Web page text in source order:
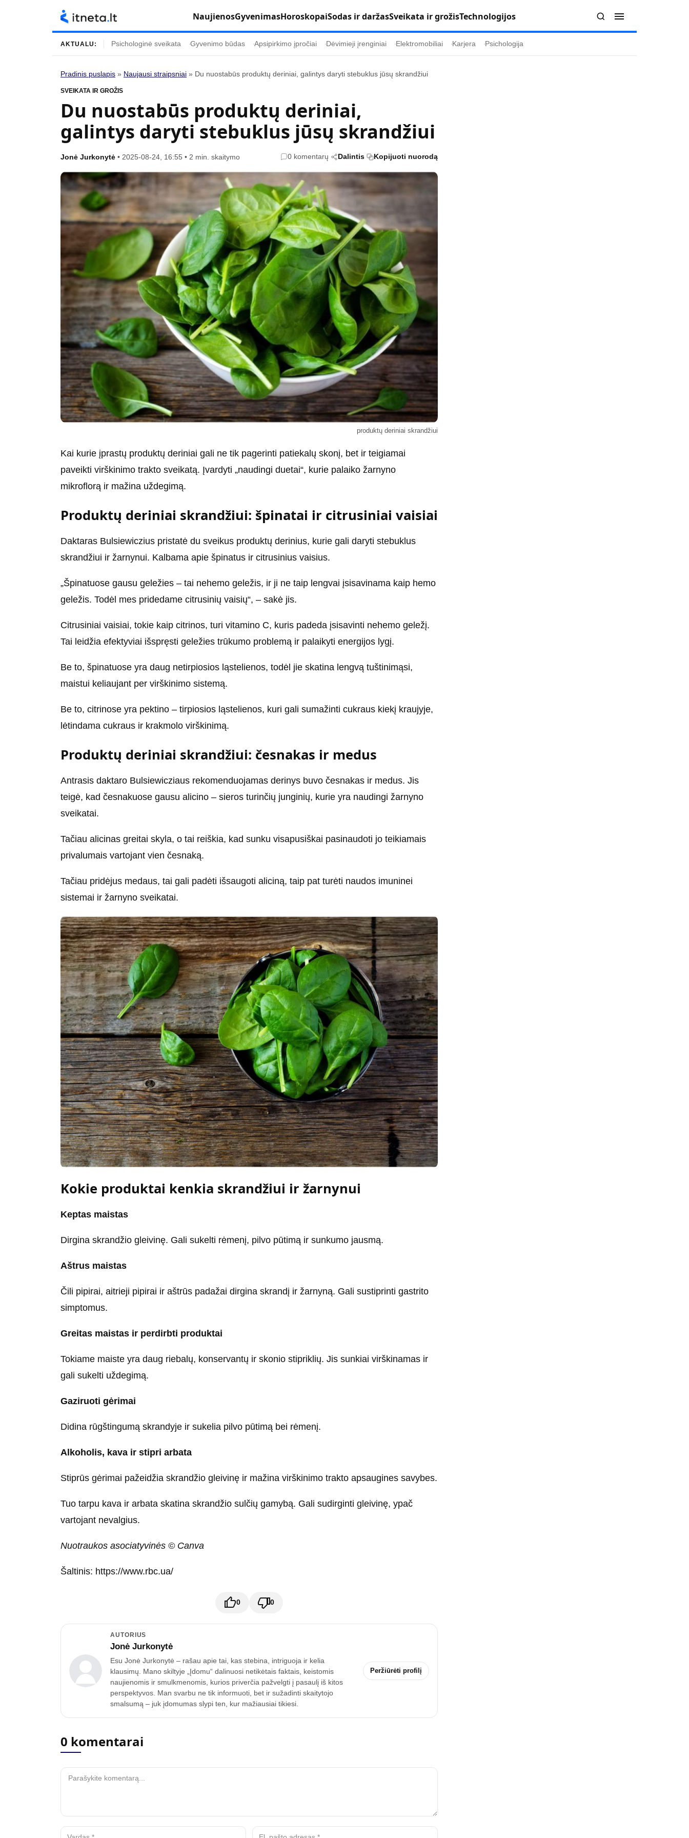
NaujienosGyvenimasHoroskopaiSodas ir daržasSveikata ir grožisTechnologijos
Turinys
Naujausi straipsniai
Gyvenimas
Įdomybės
Mada
Mokslas
Namai ir interjeras
Horoskopai
Kulinarija
Gyvenimo būdas
Vasaros mada
Tėvai ir vaikai
Kultūra
Sodas ir daržas
Sveikata ir grožis
Karjera
Psichologinė sveikata
Tvari mada
Klaidų taisymo politika
Privatumo politika
Reklamos politika
AKTUALU: Psichologinė sveikata Gyvenimo būdas Apsipirkimo įpročiai Dėvimieji įrenginiai Elektromobiliai Karjera Psichologija
Pradinis puslapis » Naujausi straipsniai » Du nuostabūs produktų deriniai, galintys daryti stebuklus jūsų skrandžiui
SVEIKATA IR GROŽIS
Du nuostabūs produktų deriniai,
galintys daryti stebuklus jūsų skrandžiui
Jonė Jurkonytė • 2025-08-24, 16:55 • 2 min. skaitymo 0 komentarų Dalintis Kopijuoti nuorodą
produktų deriniai skrandžiui
Kai kurie įprastų produktų deriniai gali ne tik pagerinti patiekalų skonį, bet ir teigiamai
paveikti virškinimo trakto sveikatą. Įvardyti „naudingi duetai“, kurie palaiko žarnyno
mikroflorą ir mažina uždegimą.
Produktų deriniai skrandžiui: špinatai ir citrusiniai vaisiai
Daktaras Bulsiewiczius pristatė du sveikus produktų derinius, kurie gali daryti stebuklus
skrandžiui ir žarnynui. Kalbama apie špinatus ir citrusinius vaisius.
„Špinatuose gausu geležies – tai nehemo geležis, ir ji ne taip lengvai įsisavinama kaip hemo
geležis. Todėl mes pridedame citrusinių vaisių“, – sakė jis.
Citrusiniai vaisiai, tokie kaip citrinos, turi vitamino C, kuris padeda įsisavinti nehemo geležį.
Tai leidžia efektyviai išspręsti geležies trūkumo problemą ir palaikyti energijos lygį.
Be to, špinatuose yra daug netirpiosios ląstelienos, todėl jie skatina lengvą tuštinimąsi,
maistui keliaujant per virškinimo sistemą.
Be to, citrinose yra pektino – tirpiosios ląstelienos, kuri gali sumažinti cukraus kiekį kraujyje,
lėtindama cukraus ir krakmolo virškinimą.
Produktų deriniai skrandžiui: česnakas ir medus
Antrasis daktaro Bulsiewicziaus rekomenduojamas derinys buvo česnakas ir medus. Jis
teigė, kad česnakuose gausu alicino – sieros turinčių junginių, kurie yra naudingi žarnyno
sveikatai.
Tačiau alicinas greitai skyla, o tai reiškia, kad sunku visapusiškai pasinaudoti jo teikiamais
privalumais vartojant vien česnaką.
Tačiau pridėjus medaus, tai gali padėti išsaugoti aliciną, taip pat turėti naudos imuninei
sistemai ir žarnyno sveikatai.
Kokie produktai kenkia skrandžiui ir žarnynui
Keptas maistas
Dirgina skrandžio gleivinę. Gali sukelti rėmenį, pilvo pūtimą ir sunkumo jausmą.
Aštrus maistas
Čili pipirai, aitrieji pipirai ir aštrūs padažai dirgina skrandį ir žarnyną. Gali sustiprinti gastrito
simptomus.
Greitas maistas ir perdirbti produktai
Tokiame maiste yra daug riebalų, konservantų ir skonio stipriklių. Jis sunkiai virškinamas ir
gali sukelti uždegimą.
Gaziruoti gėrimai
Didina rūgštingumą skrandyje ir sukelia pilvo pūtimą bei rėmenį.
Alkoholis, kava ir stipri arbata
Stiprūs gėrimai pažeidžia skrandžio gleivinę ir mažina virškinimo trakto apsaugines savybes.
Tuo tarpu kava ir arbata skatina skrandžio sulčių gamybą. Gali sudirginti gleivinę, ypač
vartojant nevalgius.
Nuotraukos asociatyvinės © Canva
Šaltinis: https://www.rbc.ua/
0 0
AUTORIUS
Jonė Jurkonytė
Esu Jonė Jurkonytė – rašau apie tai, kas stebina, intriguoja ir kelia
klausimų. Mano skiltyje „Įdomu“ dalinuosi netikėtais faktais, keistomis
naujienomis ir smulkmenomis, kurios priverčia pažvelgti į pasaulį iš kitos
perspektyvos. Man svarbu ne tik informuoti, bet ir sužadinti skaitytojo
smalsumą – juk įdomumas slypi ten, kur mažiausiai tikiesi.
Peržiūrėti profilį
0 komentarai